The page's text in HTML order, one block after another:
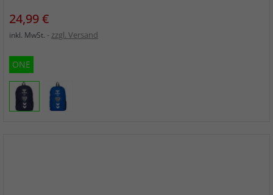
Preis
24,99 €
inkl. MwSt. zzgl. Versand
ONE